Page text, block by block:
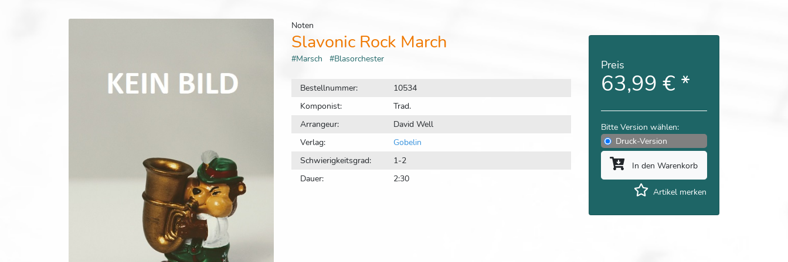
Noten
Slavonic Rock March
#Marsch #Blasorchester
Bestellnummer:
10534
Komponist:
Trad.
Arrangeur:
David Well
Verlag:
Gobelin
Schwierigkeitsgrad:
1-2
Dauer:
2:30
Preis
63,99 € *
Bitte Version wählen:
Druck-Version
In den Warenkorb
Artikel merken